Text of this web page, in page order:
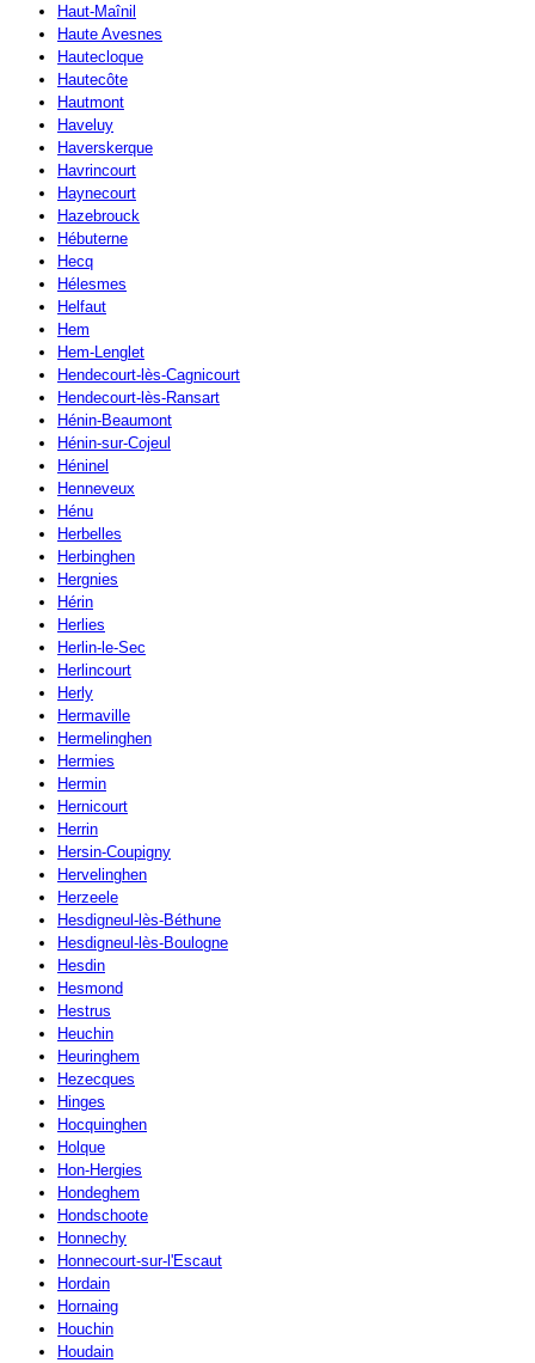
Haut-Maînil
Haute Avesnes
Hautecloque
Hautecôte
Hautmont
Haveluy
Haverskerque
Havrincourt
Haynecourt
Hazebrouck
Hébuterne
Hecq
Hélesmes
Helfaut
Hem
Hem-Lenglet
Hendecourt-lès-Cagnicourt
Hendecourt-lès-Ransart
Hénin-Beaumont
Hénin-sur-Cojeul
Héninel
Henneveux
Hénu
Herbelles
Herbinghen
Hergnies
Hérin
Herlies
Herlin-le-Sec
Herlincourt
Herly
Hermaville
Hermelinghen
Hermies
Hermin
Hernicourt
Herrin
Hersin-Coupigny
Hervelinghen
Herzeele
Hesdigneul-lès-Béthune
Hesdigneul-lès-Boulogne
Hesdin
Hesmond
Hestrus
Heuchin
Heuringhem
Hezecques
Hinges
Hocquinghen
Holque
Hon-Hergies
Hondeghem
Hondschoote
Honnechy
Honnecourt-sur-l'Escaut
Hordain
Hornaing
Houchin
Houdain